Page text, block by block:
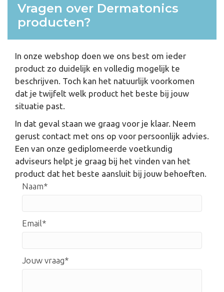
Vragen over Dermatonics
producten?
In onze webshop doen we ons best om ieder
product zo duidelijk en volledig mogelijk te
beschrijven. Toch kan het natuurlijk voorkomen
dat je twijfelt welk product het beste bij jouw
situatie past.
In dat geval staan we graag voor je klaar. Neem
gerust contact met ons op voor persoonlijk advies.
Een van onze gediplomeerde voetkundig
adviseurs helpt je graag bij het vinden van het
product dat het beste aansluit bij jouw behoeften.
Naam
Email
Jouw vraag